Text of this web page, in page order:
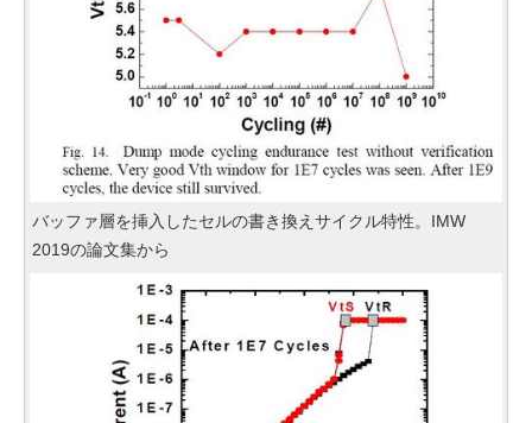
バッファ層を挿入したセルの書き換えサイクル特性。IMW
2019の論文集から